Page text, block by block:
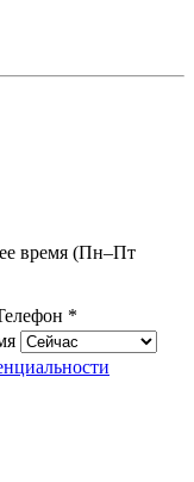
время (Пн–Пт
*